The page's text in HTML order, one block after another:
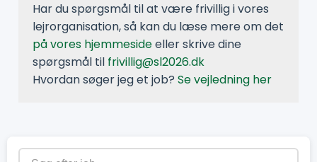
Har du spørgsmål til at være frivillig i vores
lejrorganisation, så kan du læse mere om det
på vores hjemmesideeller skrive dine
spørgsmål til frivillig@sl2026.dk
Hvordan søger jeg et job? Se vejledning her